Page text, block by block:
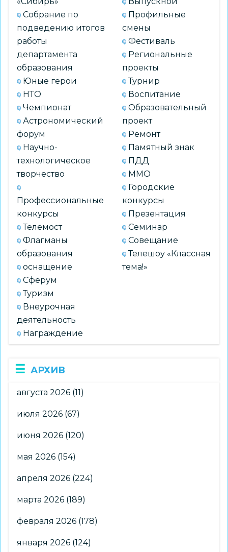
«ЛизаАлерт»
Собрание по
подведению итогов
работы
департамента
образования
Юные герои
НТО
Чемпионат
Астрономический
форум
Научно-
технологическое
творчество
Профессиональные
конкурсы
Телемост
Флагманы
образования
оснащение
Сферум
Туризм
Внеурочная
деятельность
Награждение
Профильные
смены
Фестиваль
Региональные
проекты
Турнир
Воспитание
Образовательный
проект
Ремонт
Памятный знак
ПДД
ММО
Городские
конкурсы
Презентация
Семинар
Совещание
Телешоу «Классная
тема!»
АРХИВ
августа 2026 (11)
июля 2026 (67)
июня 2026 (120)
мая 2026 (154)
апреля 2026 (224)
марта 2026 (189)
февраля 2026 (178)
января 2026 (124)